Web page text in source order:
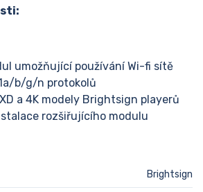
umožňující používání Wi-fi sítě
b/g/n protokolů
a 4K modely Brightsign playerů
rozšiřujícího modulu
Brightsign